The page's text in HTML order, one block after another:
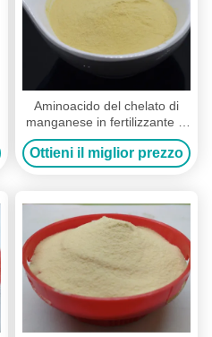
Aminoacido del chelato di
manganese in fertilizzante di
agricoltura
Ottieni il miglior prezzo